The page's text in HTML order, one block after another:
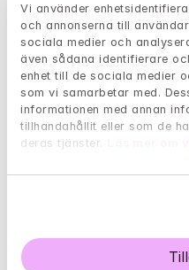
Vi använder
och annonserna till
sociala medier och
även sådana identifierare
enhet till de sociala medier
som vi samarbetar med.
informationen med annan
tillhandahållit eller som de
deras tjänster.
Har livet varit tungt
senaste tiden? Med
du få en
hjälp.
Gå till självtest
I boken “Introvert — den
beskriver författaren